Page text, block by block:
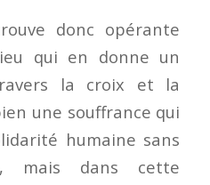
donc opérante
qui en donne un
la croix et la
une souffrance qui
humaine sans
mais dans cette